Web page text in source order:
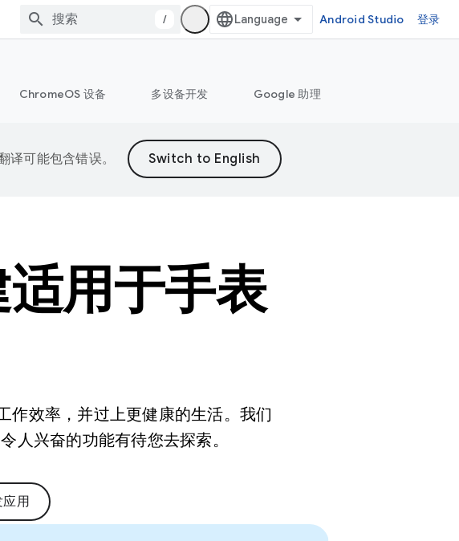
/ Android Studio 登录
ChromeOS 设备 多设备开发 Google 助理
可能包含错误。
用于手表
作效率，并过上更健康的生活。我们
人兴奋的功能有待您去探索。
用